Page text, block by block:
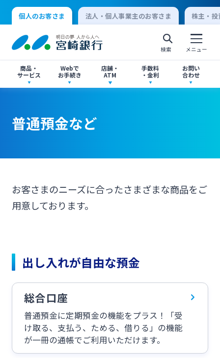
個人のお客さま 法人・個人事業主のお客さま 株主・
検索 メニュー
商品・
サービス
Webで
お手続き
店舗・
ATM
手数料
・金利
お問い
合わせ
資産運用
外国為替
ポイントサービス「たまるーじ倶楽部」
投資信託
閉じる
サイトマップ
閉じる
個人向けインターネットバンキング
ログオン
法人向けインターネットバンキング
みやぎんMikatanoシリーズ
普通預金など
お客さまのニーズに合ったさまざまな商品をご
用意しております。
出し入れが自由な預金
総合口座
普通預金に定期預金の機能をプラス！「受
け取る、支払う、ためる、借りる」の機能
が一冊の通帳でご利用いただけます。